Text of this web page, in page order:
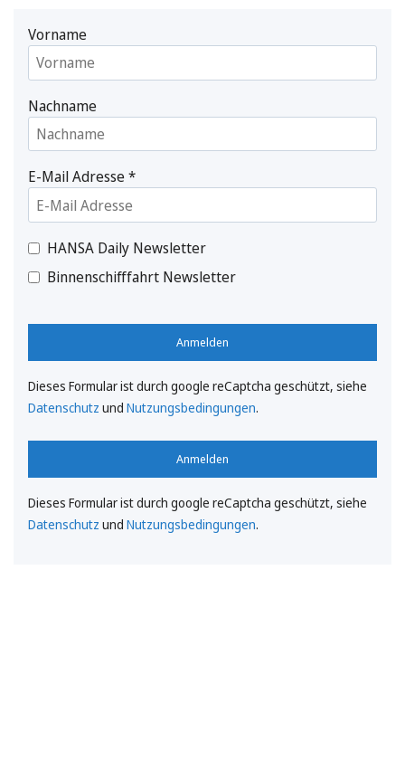
Vorname
Nachname
E-Mail Adresse*
HANSA Daily Newsletter
Binnenschifffahrt Newsletter
Anmelden
Dieses Formular ist durch google reCaptcha geschützt, siehe
Datenschutz und Nutzungsbedingungen.
Anmelden
Dieses Formular ist durch google reCaptcha geschützt, siehe
Datenschutz und Nutzungsbedingungen.